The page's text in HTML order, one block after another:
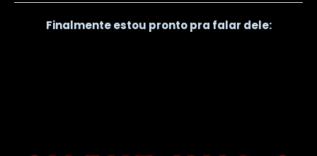
Finalmente estou pronto pra falar dele: